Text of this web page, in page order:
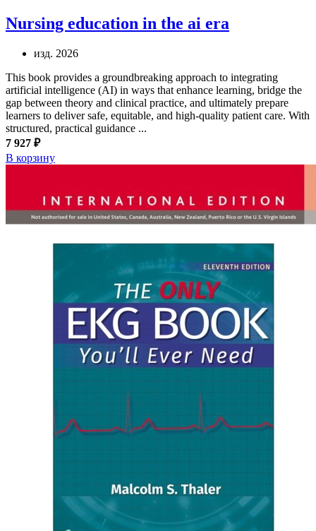
Nursing education in the ai era
изд. 2026
This book provides a groundbreaking approach to integrating
artificial intelligence (AI) in ways that enhance learning, bridge the
gap between theory and clinical practice, and ultimately prepare
learners to deliver safe, equitable, and high-quality patient care. With
structured, practical guidance ...
7 927 ₽
В корзину